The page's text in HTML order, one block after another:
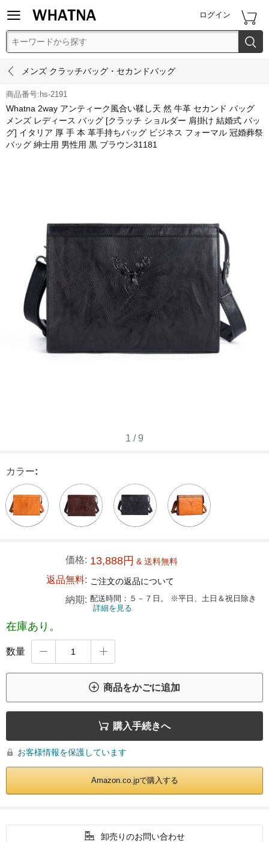
 ログイン 

 メンズ クラッチバッグ・セカンドバッグ
商品番号:hs-2191
Whatna 2way アンティーク風合い鞣し天 然 牛革 セカンド バッグ
メンズ レディース バッグ [クラッチ ショルダー 肩掛け 結婚式 バッ
グ] イタリア 厚 手 本 革手持ちバッグ ビジネス フォーマル 冠婚葬祭
バッグ 紳士用 男性用 黒 ブラウン31181
1 /9
カラー:
価格: 13,888円 & 送料無料
返品無料: ご注文の返品について
納期: 配送時間：５－７日。 ※平日、土日＆祝日除き
詳細を見る
在庫あり。
数量  
 商品をかごに追加
 購入手続きへ
 お客様情報を保護しています
Amazon.co.jpで購入する
 卸売りのお問い合わせ